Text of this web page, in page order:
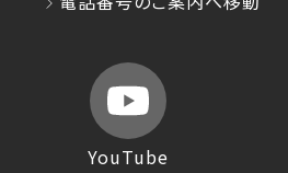
YouTube